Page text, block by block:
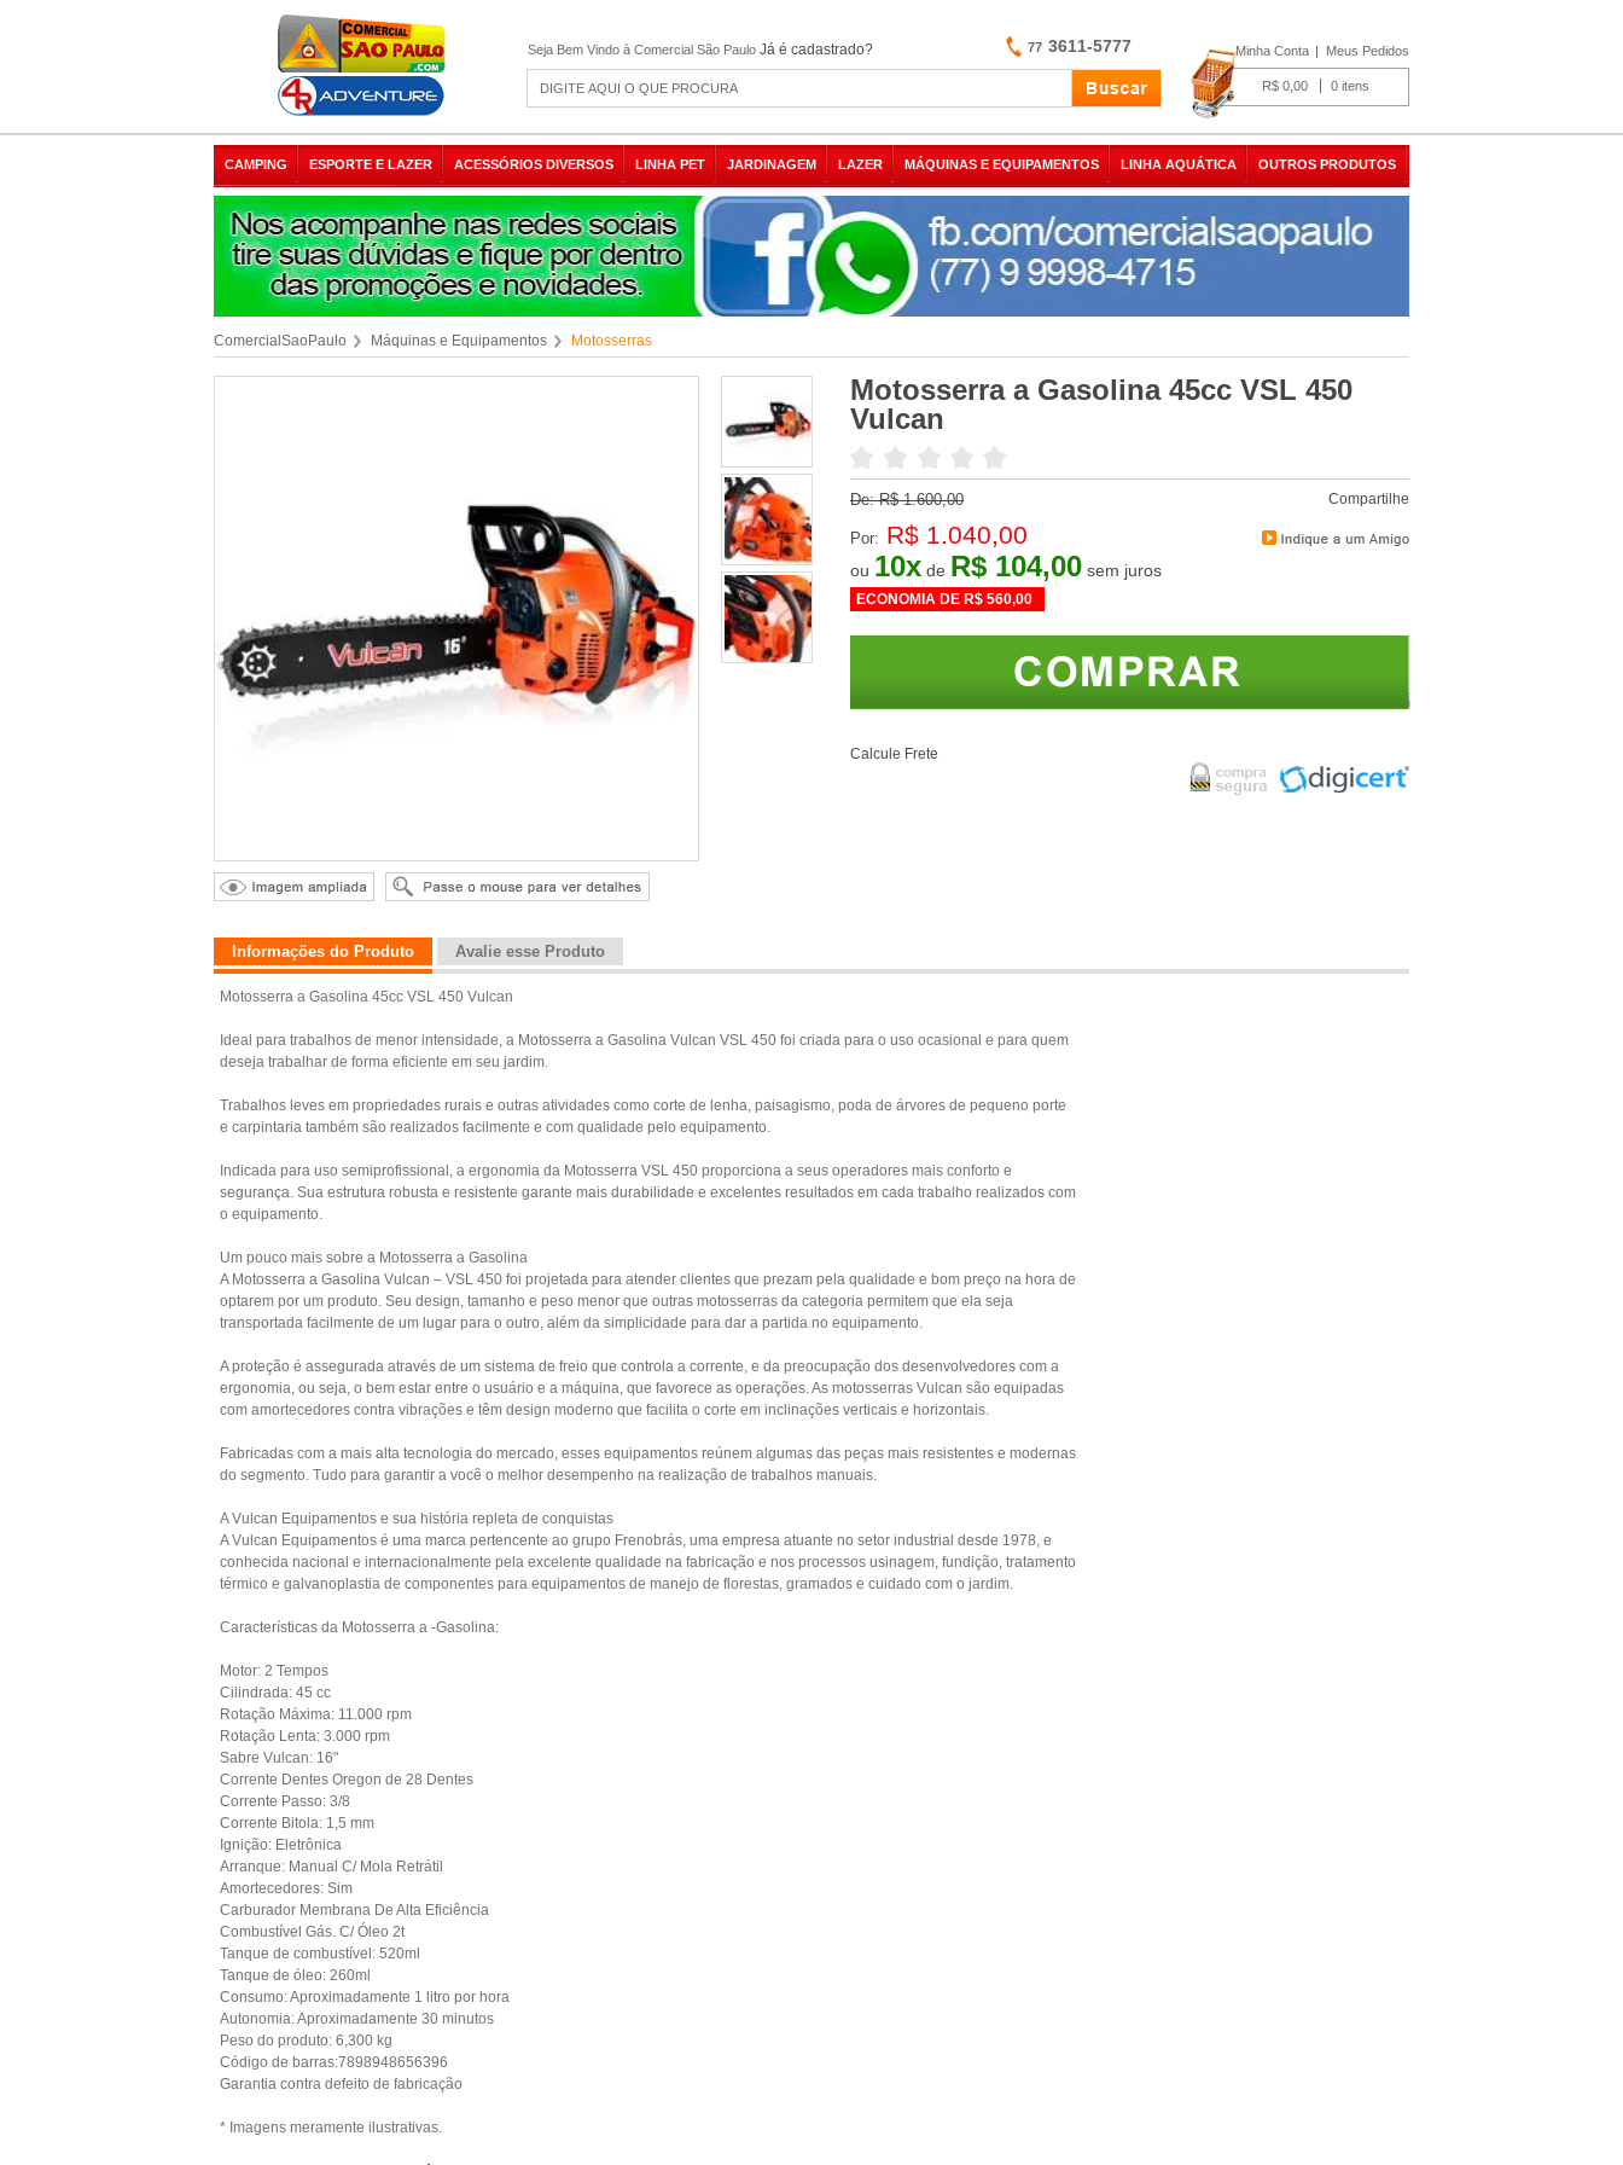
Seja Bem Vindo à Comercial São Paulo Já é cadastrado? 77 3611-5777 Minha Conta Meus Pedidos
0
R$ 0,00
CAMPING ESPORTE E LAZER ACESSÓRIOS DIVERSOS LINHA PET JARDINAGEM LAZER MÁQUINAS E EQUIPAMENTOS LINHA AQUÁTICA OUTROS PRODUTOS
ComercialSaoPaulo Máquinas e Equipamentos Motosserras
Motosserra a Gasolina 45cc VSL 450
Vulcan
De:R$ 1.600,00
Por: R$ 1.040,00
ou 10x de R$ 104,00
ECONOMIA DE R$ 560,00
Compartilhe
Calcule Frete
Informações do Produto Avalie esse Produto
Motosserra a Gasolina 45cc VSL 450 Vulcan
Ideal para trabalhos de menor intensidade, a Motosserra a Gasolina Vulcan VSL 450 foi criada para o uso ocasional e para quem
deseja trabalhar de forma eficiente em seu jardim.
Trabalhos leves em propriedades rurais e outras atividades como corte de lenha, paisagismo, poda de árvores de pequeno porte
e carpintaria também são realizados facilmente e com qualidade pelo equipamento.
Indicada para uso semiprofissional, a ergonomia da Motosserra VSL 450 proporciona a seus operadores mais conforto e
segurança. Sua estrutura robusta e resistente garante mais durabilidade e excelentes resultados em cada trabalho realizados com
o equipamento.
Um pouco mais sobre a Motosserra a Gasolina
A Motosserra a Gasolina Vulcan – VSL 450 foi projetada para atender clientes que prezam pela qualidade e bom preço na hora de
optarem por um produto. Seu design, tamanho e peso menor que outras motosserras da categoria permitem que ela seja
transportada facilmente de um lugar para o outro, além da simplicidade para dar a partida no equipamento.
A proteção é assegurada através de um sistema de freio que controla a corrente, e da preocupação dos desenvolvedores com a
ergonomia, ou seja, o bem estar entre o usuário e a máquina, que favorece as operações. As motosserras Vulcan são equipadas
com amortecedores contra vibrações e têm design moderno que facilita o corte em inclinações verticais e horizontais.
Fabricadas com a mais alta tecnologia do mercado, esses equipamentos reúnem algumas das peças mais resistentes e modernas
do segmento. Tudo para garantir a você o melhor desempenho na realização de trabalhos manuais.
A Vulcan Equipamentos e sua história repleta de conquistas
A Vulcan Equipamentos é uma marca pertencente ao grupo Frenobrás, uma empresa atuante no setor industrial desde 1978, e
conhecida nacional e internacionalmente pela excelente qualidade na fabricação e nos processos usinagem, fundição, tratamento
térmico e galvanoplastia de componentes para equipamentos de manejo de florestas, gramados e cuidado com o jardim.
Características da Motosserra a -Gasolina:
Motor: 2 Tempos
Cilindrada: 45 cc
Rotação Máxima: 11.000 rpm
Rotação Lenta: 3.000 rpm
Sabre Vulcan: 16"
Corrente Dentes Oregon de 28 Dentes
Corrente Passo: 3/8
Corrente Bitola: 1,5 mm
Ignição: Eletrônica
Arranque: Manual C/ Mola Retrátil
Amortecedores: Sim
Carburador Membrana De Alta Eficiência
Combustível Gás. C/ Óleo 2t
Tanque de combustível: 520ml
Tanque de óleo: 260ml
Consumo: Aproximadamente 1 litro por hora
Autonomia: Aproximadamente 30 minutos
Peso do produto: 6,300 kg
Código de barras:7898948656396
Garantia contra defeito de fabricação
* Imagens meramente ilustrativas.